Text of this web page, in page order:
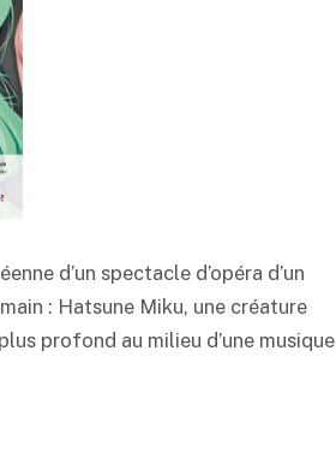
d’un spectacle d’opéra d’un
: Hatsune Miku, une créature
profond au milieu d’une musique